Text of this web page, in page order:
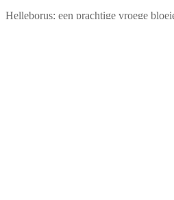
Helleborus: een prachtige vroege